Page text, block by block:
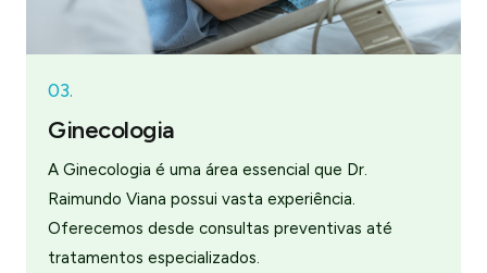
03.
Ginecologia
A Ginecologia é uma área essencial que Dr.
Raimundo Viana possui vasta experiência.
Oferecemos desde consultas preventivas até
tratamentos especializados.